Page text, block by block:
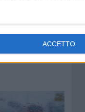
ACCETTO